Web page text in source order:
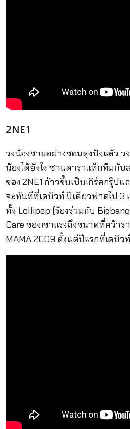
2NE1
วงน้องชายอย่างชอนดุงปังแล้ว ว
น้องได้ยังไง ซานดาราแท็กทีมกั
ของ 2NE1 ก้าวขึ้นเป็นเกิร์ลกรุ๊ป
จะทันทีที่เดบิวท์ ปีเดียวฟาดไป 3
ทั้ง Lollipop (ร้องร่วมกับ
Care ของเขาแรงถึงขนาดที่คว้าร
MAMA 2009 ตั้งแต่ปีแรกที่เดบิว